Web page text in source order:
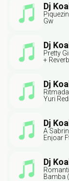
Dj
Gw
Dj
Pretty
+
Dj
Yuri
Dj
A
Enjoar
Dj
Bamba